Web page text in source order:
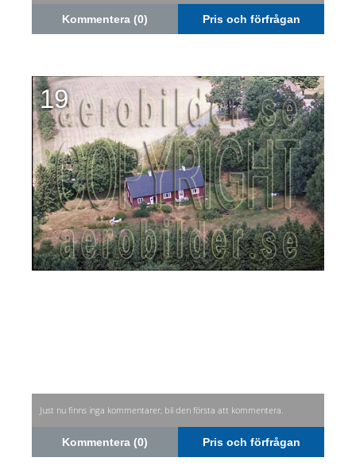
Kommentera (0) Pris och förfrågan
19
Just nu finns inga kommentarer, bli den första att kommentera.
Kommentera (0) Pris och förfrågan